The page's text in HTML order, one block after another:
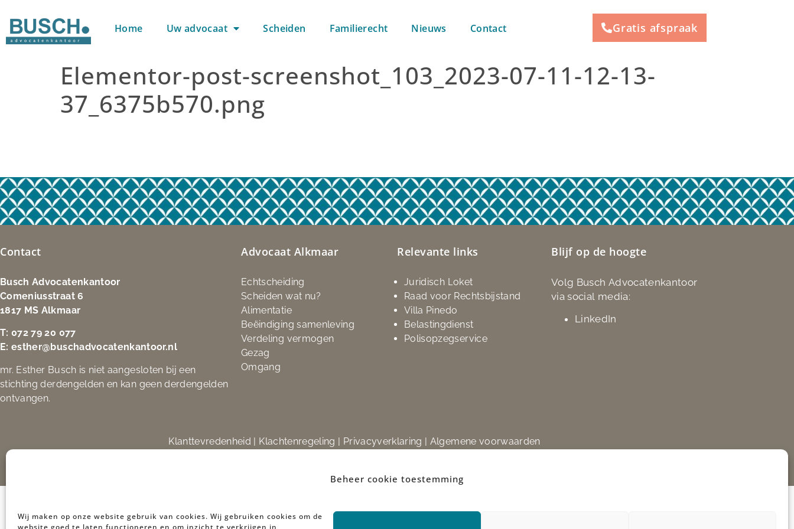
Beheer cookie toestemming
Wij maken op onze website gebruik van cookies. Wij gebruiken cookies om de
website goed te laten functioneren en om inzicht te verkrijgen in
Home Uw advocaat Scheiden Familierecht Nieuws Contact Gratis afspraak
Elementor-post-screenshot_103_2023-07-11-12-13-
37_6375b570.png
Contact
Busch Advocatenkantoor
Comeniusstraat 6
1817 MS Alkmaar
T:072 79 20 077
E:esther@buschadvocatenkantoor.nl
mr. Esther Busch is niet aangesloten bij een
stichting derdengelden en kan geen derdengelden
ontvangen.
Advocaat Alkmaar
Echtscheiding
Scheiden wat nu?
Alimentatie
Beëindiging samenleving
Verdeling vermogen
Gezag
Omgang
Relevante links
Juridisch Loket
Raad voor Rechtsbijstand
Villa Pinedo
Belastingdienst
Polisopzegservice
Blijf op de hoogte
Volg Busch Advocatenkantoor
via social media:
LinkedIn
Klanttevredenheid Klachtenregeling Privacyverklaring Algemene voorwaarden